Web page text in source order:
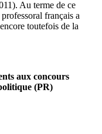
Au terme de ce
français a
toutefois de la
aux concours
(PR)